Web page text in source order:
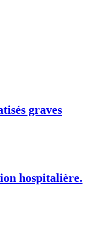
graves
hospitalière.